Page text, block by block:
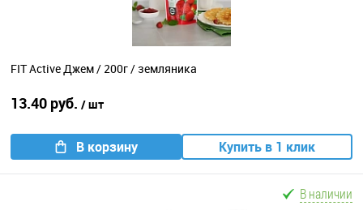
FIT Active Джем / 200г / земляника
13.40 руб. / шт
В корзину Купить в 1 клик
В наличии